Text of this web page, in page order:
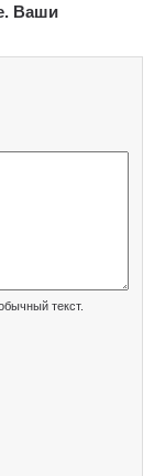
Ваши
текст.